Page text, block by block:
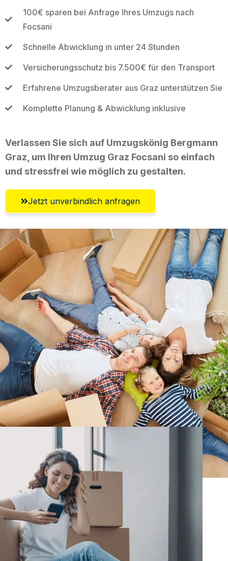
100€ sparen bei Anfrage Ihres Umzugs nach
Focsani
Schnelle Abwicklung in unter 24 Stunden
Versicherungsschutz bis 7.500€ für den Transport
Erfahrene Umzugsberater aus Graz unterstützen Sie
Komplette Planung & Abwicklung inklusive
Verlassen Sie sich auf Umzugskönig Bergmann
Graz, um Ihren Umzug Graz Focsani so einfach
und stressfrei wie möglich zu gestalten.
Jetzt unverbindlich anfragen